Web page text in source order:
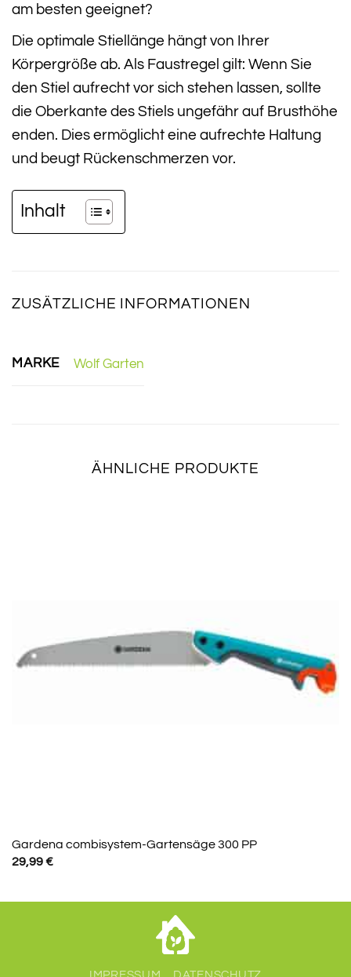
am besten geeignet?
Die optimale Stiellänge hängt von Ihrer
Körpergröße ab. Als Faustregel gilt: Wenn Sie
den Stiel aufrecht vor sich stehen lassen, sollte
die Oberkante des Stiels ungefähr auf Brusthöhe
enden. Dies ermöglicht eine aufrechte Haltung
und beugt Rückenschmerzen vor.
Inhalt
ZUSÄTZLICHE INFORMATIONEN
MARKE Wolf Garten
ÄHNLICHE PRODUKTE
Gardena combisystem-Gartensäge 300 PP
29,99€